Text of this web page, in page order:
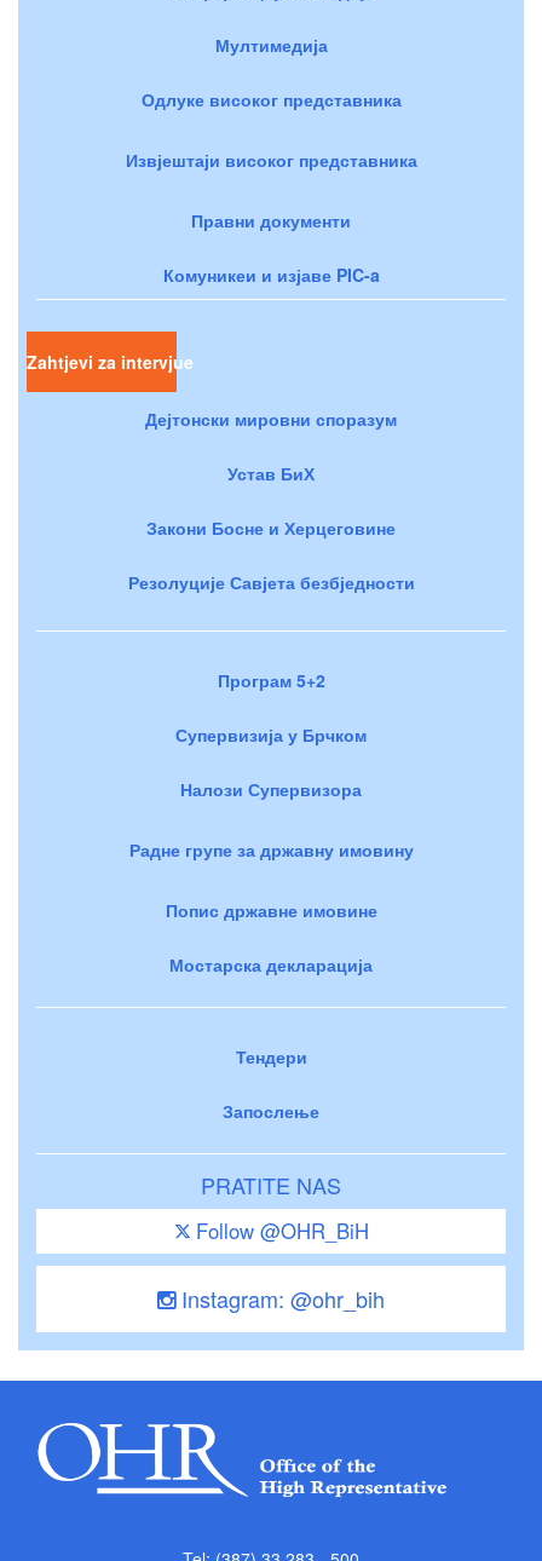
Мултимедија
Одлуке високог представника
Извјештаји високог представника
Правни документи
Комуникеи и изјаве PIC-a
Zahtjevi za intervjue
Дејтонски мировни споразум
Устав БиХ
Закони Босне и Херцеговине
Резолуције Савјета безбједности
Програм 5+2
Супервизија у Брчком
Налози Супервизора
Радне групе за државну имовину
Попис државне имовине
Мостарска декларација
Тендери
Запослење
PRATITE NAS
Follow @OHR_BiH
Instagram: @ohr_bih